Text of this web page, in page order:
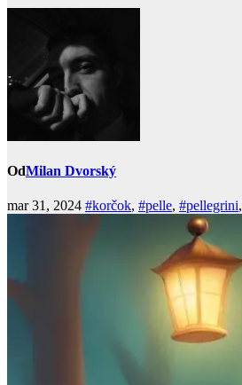
OdMilan Dvorský
mar 31, 2024 #korčok, #pelle, #pellegrini,